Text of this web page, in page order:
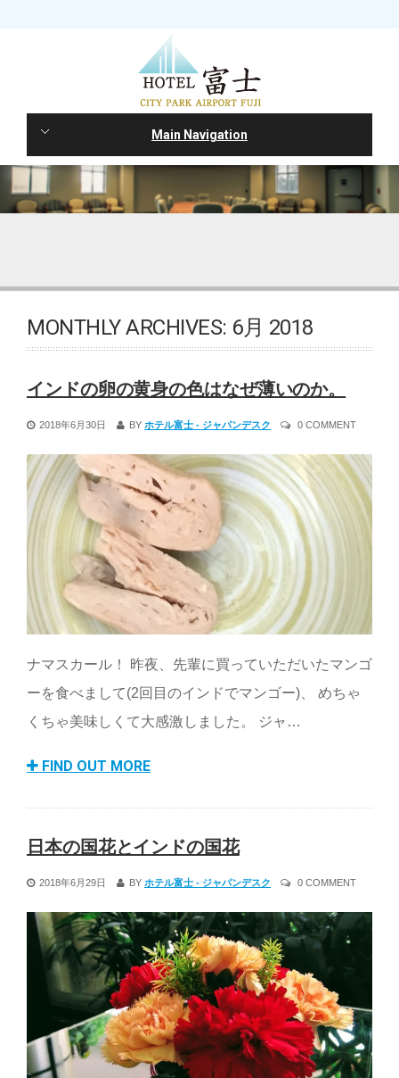
Main Navigation
MONTHLY ARCHIVES: 6月 2018
インドの卵の黄身の色はなぜ薄いのか。
2018年6月30日 BY ホテル富士 - ジャパンデスク 0 COMMENT
ナマスカール！ 昨夜、先輩に買っていただいたマンゴ
ーを食べまして(2回目のインドでマンゴー)、 めちゃ
くちゃ美味しくて大感激しました。 ジャ…
FIND OUT MORE
日本の国花とインドの国花
2018年6月29日 BY ホテル富士 - ジャパンデスク 0 COMMENT